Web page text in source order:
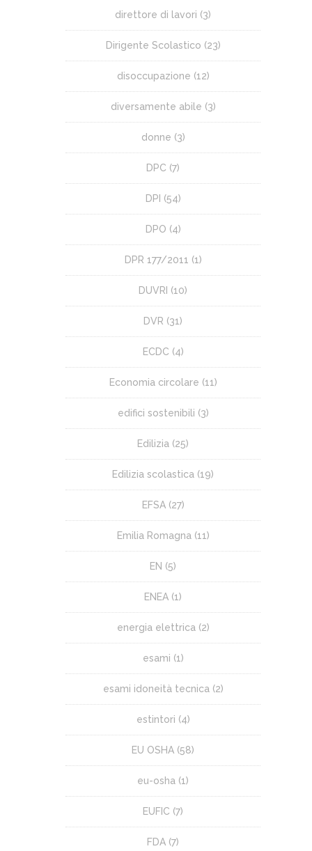
direttore di lavori (3)
Dirigente Scolastico (23)
disoccupazione (12)
diversamente abile (3)
donne (3)
DPC (7)
DPI (54)
DPO (4)
DPR 177/2011 (1)
DUVRI (10)
DVR (31)
ECDC (4)
Economia circolare (11)
edifici sostenibili (3)
Edilizia (25)
Edilizia scolastica (19)
EFSA(27)
Emilia Romagna (11)
EN (5)
ENEA (1)
energia elettrica (2)
esami (1)
esami idoneità tecnica (2)
estintori (4)
EU OSHA (58)
eu-osha (1)
EUFIC (7)
FDA (7)